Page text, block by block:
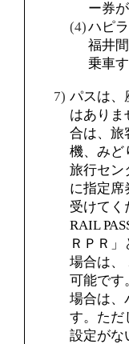
ー券
ハピ
福井
乗車
パスは、
はありま
合は、旅
機、みど
旅行セン
に指定席
受けてく
RAIL
ＲＰＲ
場合は、
可能です
場合は、
す。ただ
設定がな